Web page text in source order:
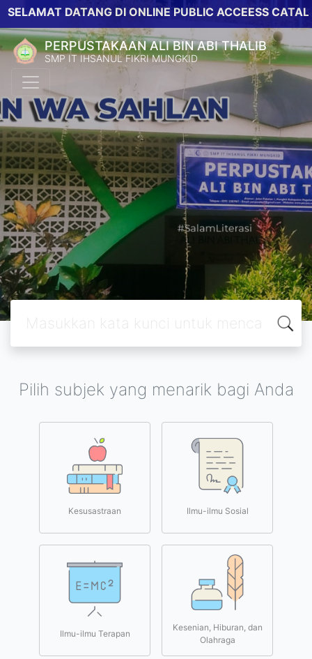
DATANG DI ONLINE PUBLIC ACCEESS CATALOG
PERPUSTAKAAN ALI BIN ABI THALIB
SMP IT IHSANUL FIKRI MUNGKID
Pilih subjek yang menarik bagi Anda
Kesusastraan Ilmu-ilmu Sosial
Ilmu-ilmu Terapan
Kesenian, Hiburan, dan
Olahraga